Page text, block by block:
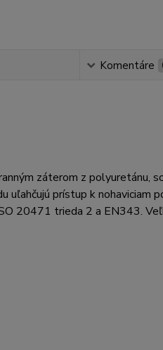
Komentáre
záterom z polyuretánu,
uľahčujú prístup k nohaviciam
20471 trieda 2 a EN343.